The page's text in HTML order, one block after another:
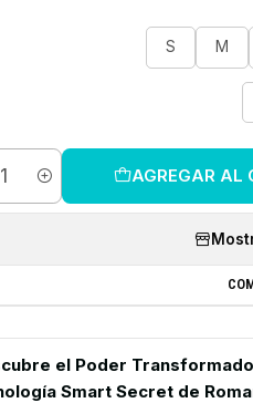
S M
AGREGAR AL
el Poder
Smart Secret de